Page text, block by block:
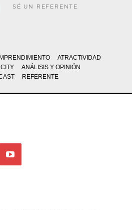
SÉ UN REFERENTE
ATRACTIVIDAD
ANÁLISIS Y OPINIÓN
REFERENTE